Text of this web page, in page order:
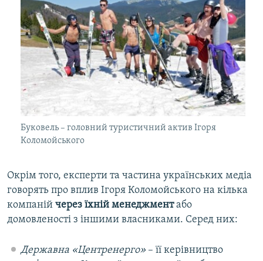
Буковель – головний туристичний актив Ігоря
Коломойського
Окрім того, експерти та частина українських медіа
говорять про вплив Ігоря Коломойського на кілька
компаній через їхній менеджментабо
домовленості з іншими власниками. Серед них:
Державна «Центренерго»– її керівництво